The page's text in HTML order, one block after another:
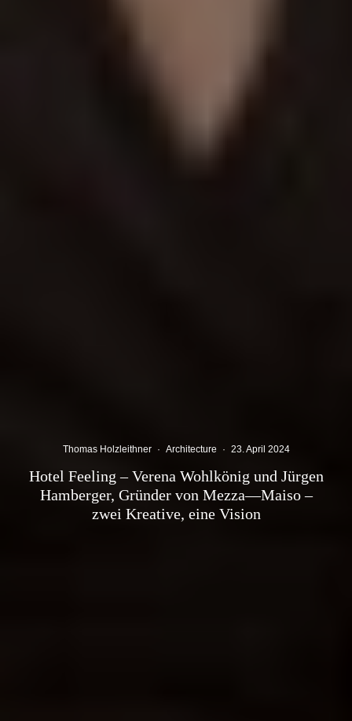
Thomas Holzleithner · Architecture · 23. April 2024
Hotel Feeling – Verena Wohlkönig und Jürgen
Hamberger, Gründer von Mezza—Maiso –
zwei Kreative, eine Vision